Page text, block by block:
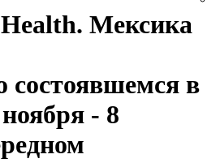
Мексика
состоявшемся в
- 8